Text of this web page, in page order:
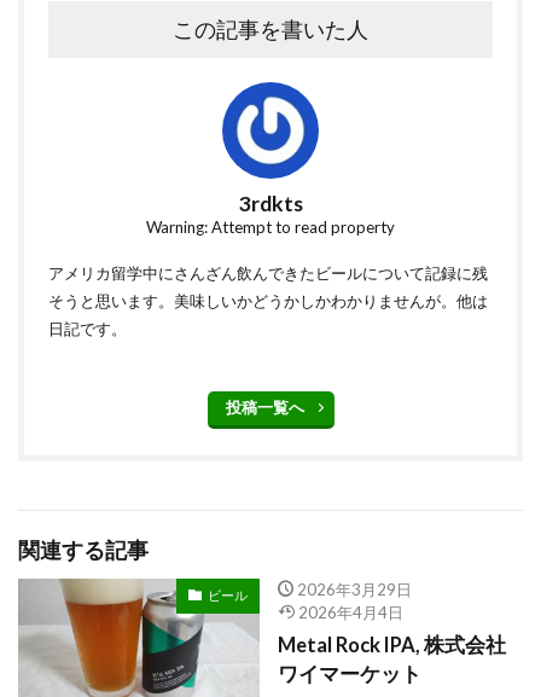
この記事を書いた人
3rdkts
Warning: Attempt to read property
アメリカ留学中にさんざん飲んできたビールについて記録に残
そうと思います。美味しいかどうかしかわかりませんが。他は
日記です。
投稿一覧へ
関連する記事
ビール
2026年3月29日
2026年4月4日
Metal Rock IPA, 株式会社
ワイマーケット